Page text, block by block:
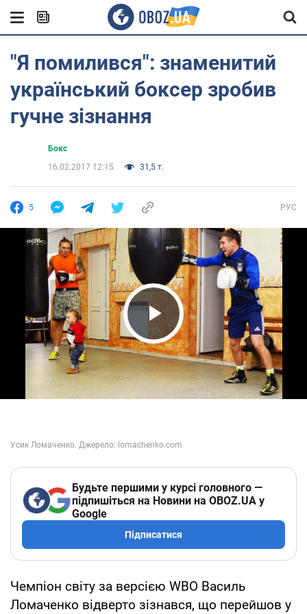
"Я помилився": знаменитий
український боксер зробив
гучне зізнання
Бокс
16.02.2017 12:15
31,5 т.
5 РУС
Play Video
Будьте першими у курсі головного —
підпишіться на Новини на OBOZ.UA у
Google
Підписатися
Чемпіон світу за версією WBO Василь
Ломаченко відверто зізнався, що перейшов у